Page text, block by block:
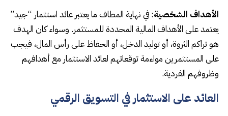
الأهداف الشخصية: في نهاية المطاف ما يعتبر عائد استثمار “جيد”
يعتمد على الأهداف المالية المحددة للمستثمر. وسواء كان الهدف
هو تراكم الثروة، أو توليد الدخل، أو الحفاظ على رأس المال، فيجب
على المستثمرين مواءمة توقعاتهم لعائد الاستثمار مع أهدافهم
وظروفهم الفردية.
العائد على الاستثمار في التسويق الرقمي